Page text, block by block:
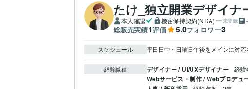
たけ_独立開業デザイナ
本人確認 機密保持契約(NDA) 未登録
総販売実績1評価 5.0フォロワー3
スケジュール 平日日中・日曜日午後をメインに対応
経験職種 デザイナー / UI/UXデザイナー 経験
Webサービス・制作 / Webプロデュ